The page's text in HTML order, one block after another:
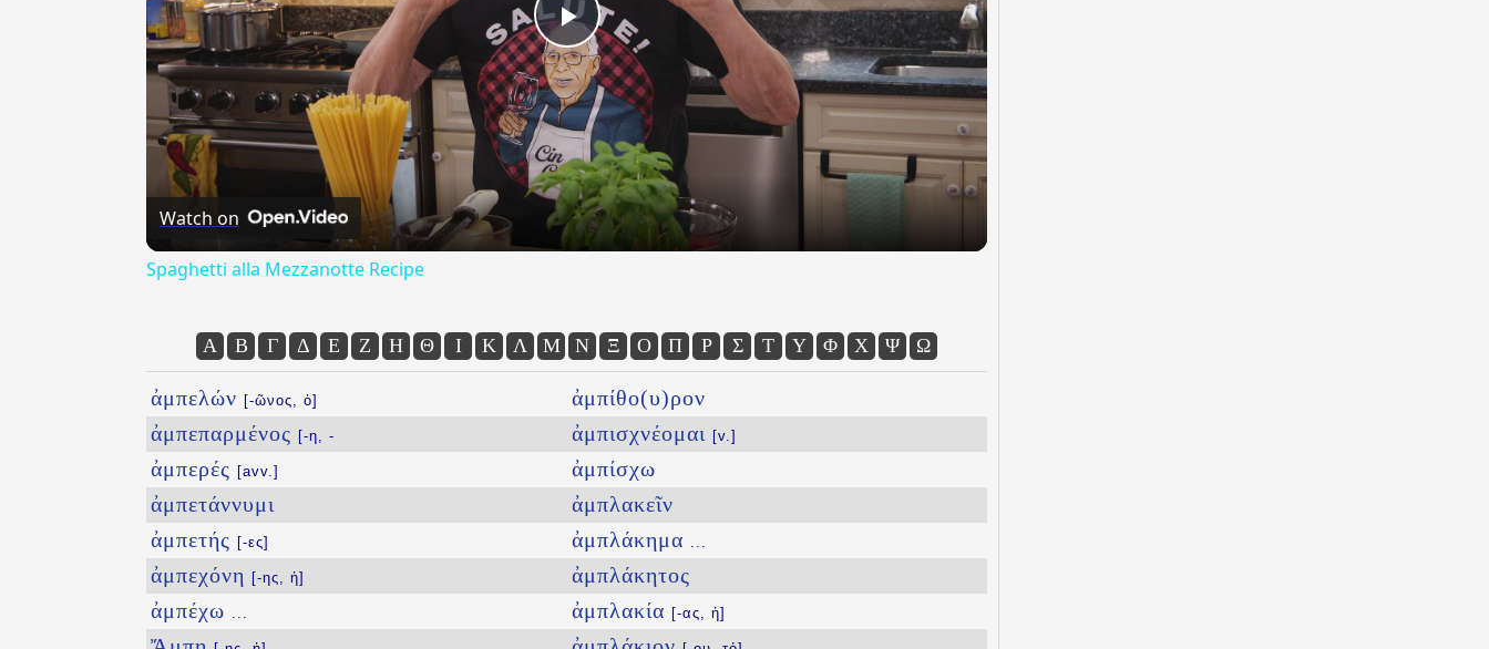
Play
Video
Watch on
Spaghetti alla Mezzanotte Recipe
Α Β Γ Δ Ε Ζ Η Θ Ι Κ Λ Μ Ν Ξ Ο Π Ρ Σ Τ Υ Φ Χ Ψ Ω
ἀμπελών [-ῶνος, ὁ]
ἀμπεπαρμένος [-η, -
ἀμπερές [avv.]
ἀμπετάννυμι
ἀμπετής [-ες]
ἀμπεχόνη [-ης, ἡ]
ἀμπέχω
ἀμπίθο(υ)ρον
ἀμπισχνέομαι
[v.]
ἀμπίσχω
ἀμπλακεῖν
ἀμπλάκημα
ἀμπλάκητος
ἀμπλακία [-ας, ἡ]